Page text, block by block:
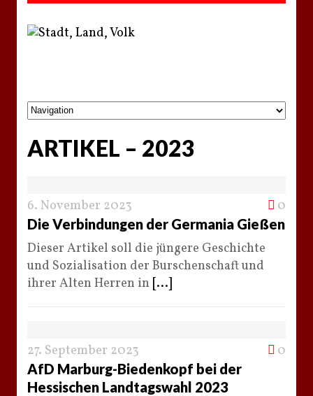
ARTIKEL – 2023
6. November 2023 0
Die Verbindungen der Germania Gießen
Dieser Artikel soll die jüngere Geschichte
und Sozialisation der Burschenschaft und
ihrer Alten Herren in [...]
27. September 2023 0
AfD Marburg-Biedenkopf bei der
Hessischen Landtagswahl 2023